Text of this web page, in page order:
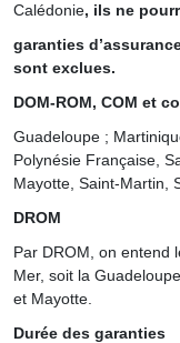
Calédonie, ils ne
garanties
sont exclues.
DOM-ROM, COM et
Guadeloupe ;
Polynésie Française,
Mayotte, Saint-Martin,
DROM
Par DROM, on entend
Mer, soit la
et Mayotte.
Durée des garanties